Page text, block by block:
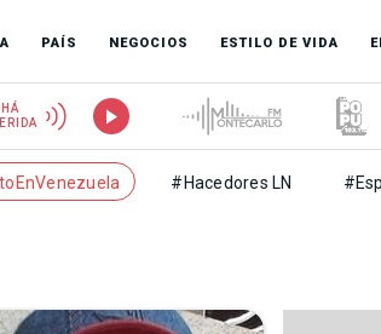
PAÍS NEGOCIOS ESTILO DE VIDA
#Hacedores LN